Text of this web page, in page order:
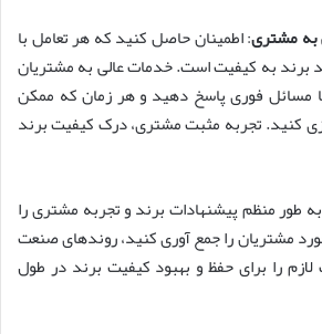
به مشتری: اطمینان حاصل کنید که هر تعامل با
به کیفیت است. خدمات عالی به مشتریان
مسائل فوری پاسخ دهید و هر زمان که ممکن
کنید. تجربه مثبت مشتری، درک کیفیت برند
طور منظم پیشنهادات برند و تجربه مشتری را
مشتریان را جمع آوری کنید، روندهای صنعت
لازم را برای حفظ و بهبود کیفیت برند در طول